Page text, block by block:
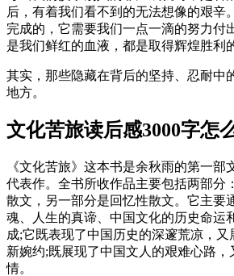
后，有着我们看不到的无法想像的艰辛
完成的，它需要我们一点一滴的努力付
是我们鲜红的血液，都是取得辉煌胜利
其实，那些隐藏在背后的坚持、忍耐中
地方。
文化苦旅读后感3000字怎
《文化苦旅》这本书是余秋雨的第一部
代表作。全书所收作品主要包括两部分
散文，另一部分是回忆性散文。它主要
魂、人生的真谛、中国文化的历史命运
成;它既表现了中国历史的深邃荒凉，
新婉约;既展现了中国文人的艰难心路，
情。